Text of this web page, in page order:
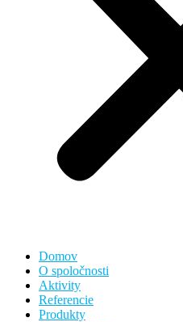
Domov
O spoločnosti
Aktivity
Referencie
Produkty